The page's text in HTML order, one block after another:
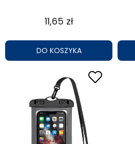
11,65 zł
DO KOSZYKA